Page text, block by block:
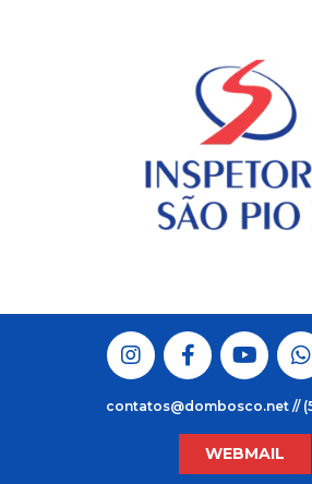
contatos@dombosco.net //
WEBMAIL